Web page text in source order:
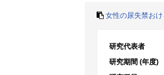
女性の尿失禁お
研究代表者
研究期間 (年度)